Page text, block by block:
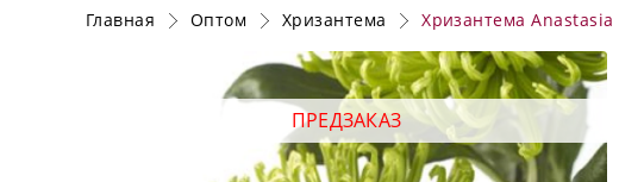
Главная Оптом Хризантема Хризантема
ПРЕДЗАКАЗ